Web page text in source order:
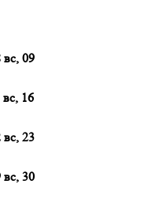
вс, 09
вс, 16
вс, 23
вс, 30